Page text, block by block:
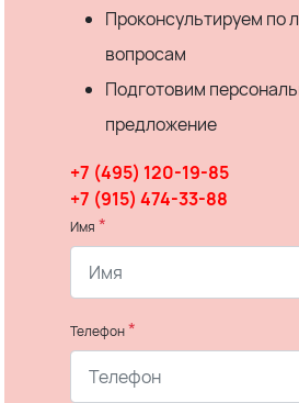
Проконсультируем по
вопросам
Подготовим
предложение
+7 (495) 120-19-85
+7 (915) 474-33-88
Имя *
Телефон*